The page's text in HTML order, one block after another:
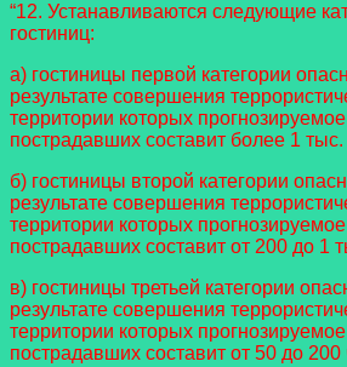
“12. Устанавливаются следующие
гостиниц:
а) гостиницы первой категории
результате совершения
территории которых
пострадавших составит более 1 тыс.
б) гостиницы второй категории
результате совершения
территории которых
пострадавших составит от 200 до 1
в) гостиницы третьей категории
результате совершения
территории которых
пострадавших составит от 50 до 200